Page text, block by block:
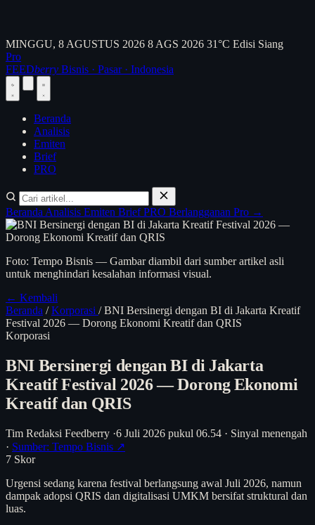
MINGGU, 8 AGUSTUS 2026 8 AGS 2026 31°C Edisi Siang
Pro
FEEDberry Bisnis · Pasar · Indonesia
Beranda
Analisis
Emiten
Brief
PRO
Beranda Analisis Emiten BriefPRO Berlangganan Pro →
Foto: Tempo Bisnis — Gambar diambil dari sumber artikel asli
untuk menghindari kesalahan informasi visual.
← Kembali
Beranda / Korporasi / BNI Bersinergi dengan BI di Jakarta Kreatif
Festival 2026 — Dorong Ekonomi Kreatif dan QRIS
Korporasi
BNI Bersinergi dengan BI di Jakarta
Kreatif Festival 2026 — Dorong Ekonomi
Kreatif dan QRIS
Tim Redaksi Feedberry ·6 Juli 2026 pukul 06.54 · Sinyal menengah
· Sumber: Tempo Bisnis ↗
7 Skor
Urgensi sedang karena festival berlangsung awal Juli 2026, namun
dampak adopsi QRIS dan digitalisasi UMKM bersifat struktural dan
luas.